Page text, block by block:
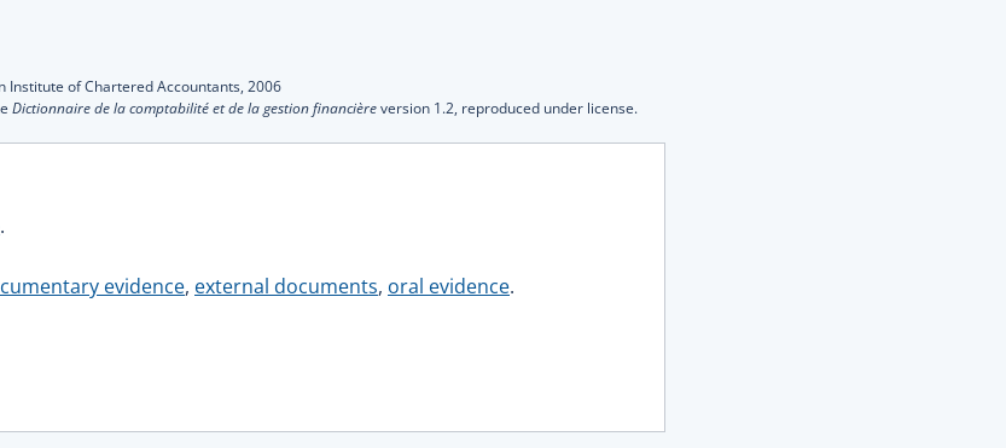
Institute of Chartered Accountants, 2006
Dictionnaire de la comptabilité et de la gestion financièreversion 1.2, reproduced under license.
.
evidence, external documents, oral evidence.